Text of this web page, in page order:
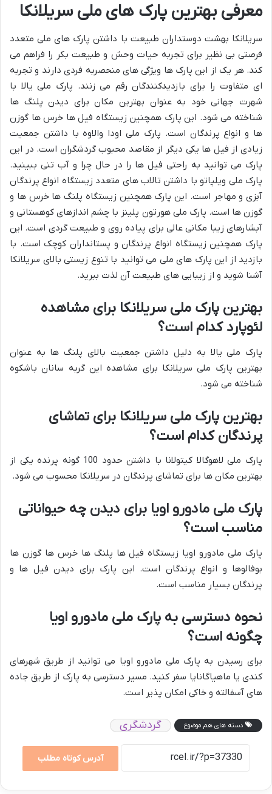
معرفی بهترین پارک های ملی سریلانکا
سریلانکا بهشت دوستداران طبیعت با داشتن پارک های ملی متعدد
فرصتی بی نظیر برای تجربه حیات وحش و طبیعت بکر را فراهم می
کند. هر یک از این پارک ها ویژگی های منحصربه فردی دارند و تجربه
ای متفاوت را برای بازدیدکنندگان رقم می زنند. پارک ملی یالا با
شهرت جهانی خود به عنوان بهترین مکان برای دیدن پلنگ ها
شناخته می شود. این پارک همچنین زیستگاه فیل ها خرس ها گوزن
ها و انواع پرندگان است. پارک ملی اودا والاوه با داشتن جمعیت
زیادی از فیل ها یکی دیگر از مقاصد محبوب گردشگران است. در این
پارک می توانید به راحتی فیل ها را در حال چرا و آب تنی ببینید.
پارک ملی ویلپاتو با داشتن تالاب های متعدد زیستگاه انواع پرندگان
آبزی و مهاجر است. این پارک همچنین زیستگاه پلنگ ها خرس ها و
گوزن ها است. پارک ملی هورتون پلینز با چشم اندازهای کوهستانی و
آبشارهای زیبا مکانی عالی برای پیاده روی و طبیعت گردی است. این
پارک همچنین زیستگاه انواع پرندگان و پستانداران کوچک است. با
بازدید از این پارک های ملی می توانید با تنوع زیستی بالای سریلانکا
آشنا شوید و از زیبایی های طبیعت آن لذت ببرید.
بهترین پارک ملی سریلانکا برای مشاهده
لئوپارد کدام است؟
پارک ملی یالا به دلیل داشتن جمعیت بالای پلنگ ها به عنوان
بهترین پارک ملی سریلانکا برای مشاهده این گربه سانان باشکوه
شناخته می شود.
بهترین پارک ملی سریلانکا برای تماشای
پرندگان کدام است؟
پارک ملی لاهوگالا کیتولانا با داشتن حدود 100 گونه پرنده یکی از
بهترین مکان ها برای تماشای پرندگان در سریلانکا محسوب می شود.
پارک ملی مادورو اویا برای دیدن چه حیواناتی
مناسب است؟
پارک ملی مادورو اویا زیستگاه فیل ها پلنگ ها خرس ها گوزن ها
بوفالوها و انواع پرندگان است. این پارک برای دیدن فیل ها و
پرندگان بسیار مناسب است.
نحوه دسترسی به پارک ملی مادورو اویا
چگونه است؟
برای رسیدن به پارک ملی مادورو اویا می توانید از طریق شهرهای
کندی یا ماهیاگانایا سفر کنید. مسیر دسترسی به پارک از طریق جاده
های آسفالته و خاکی امکان پذیر است.
دسته های هم موضوع گردشگری
آدرس کوتاه مطلب